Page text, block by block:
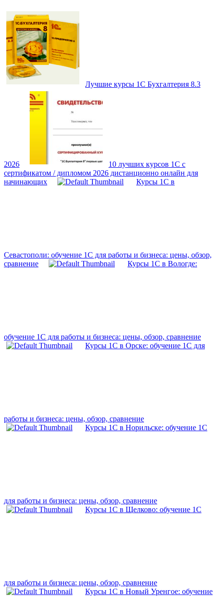
Лучшие курсы 1С Бухгалтерия 8.3
2026
10 лучших курсов 1С с
сертификатом / дипломом 2026 дистанционно онлайн для
начинающих
Курсы 1С в
Севастополи: обучение 1С для работы и бизнеса: цены, обзор,
сравнение
Курсы 1С в Вологде:
обучение 1С для работы и бизнеса: цены, обзор, сравнение
Курсы 1С в Орске: обучение 1С для
работы и бизнеса: цены, обзор, сравнение
Курсы 1С в Норильске: обучение 1С
для работы и бизнеса: цены, обзор, сравнение
Курсы 1С в Щелково: обучение 1С
для работы и бизнеса: цены, обзор, сравнение
Курсы 1С в Новый Уренгое: обучение